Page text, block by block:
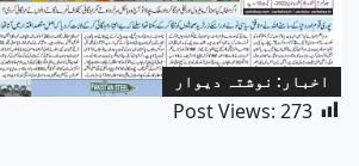
اخبار: نوشتہ دیوار
Post Views: 273